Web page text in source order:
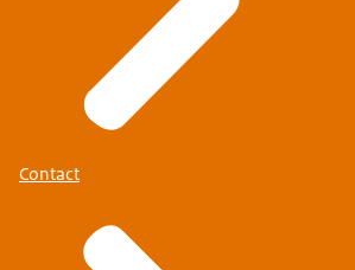
Contact